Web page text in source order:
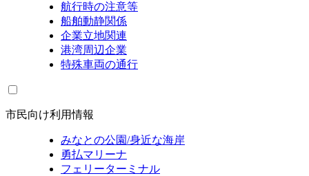
航行時の注意等
船舶動静関係
企業立地関連
港湾周辺企業
特殊車両の通行
市民向け利用情報
みなとの公園/身近な海岸
勇払マリーナ
フェリーターミナル